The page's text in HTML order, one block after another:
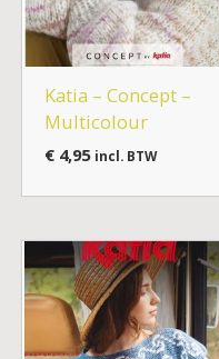
Katia – Concept –
Multicolour
€4,95 incl. BTW